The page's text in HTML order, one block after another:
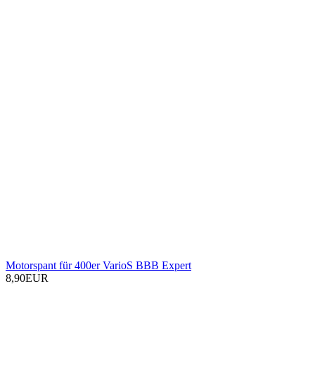
Motorspant für 400er VarioS BBB Expert
8,90EUR